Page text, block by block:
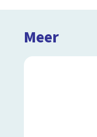
Meer